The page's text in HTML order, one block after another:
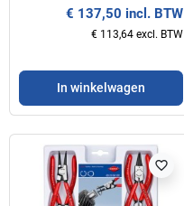
€ 137,50 incl. BTW
€ 113,64 excl. BTW
In winkelwagen
favorite_border